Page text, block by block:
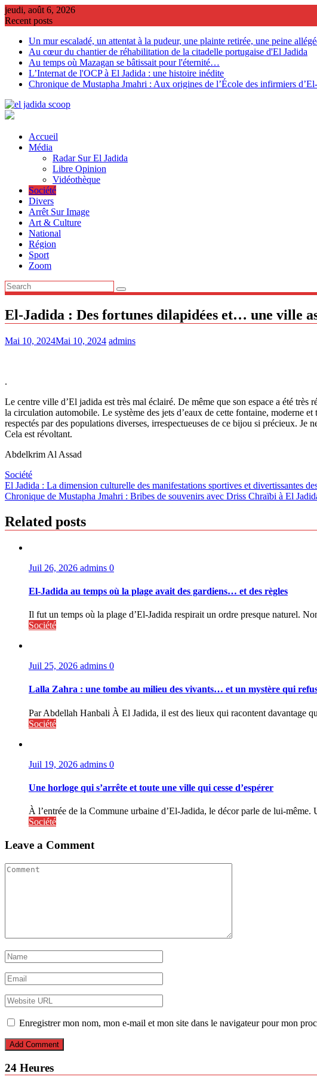
Skip
to
jeudi, août 6, 2026
Recent posts
Un mur escaladé, un attentat à la pudeur, une plainte retirée, une peine
Au cœur du chantier de réhabilitation de la citadelle portugaise d'El Jadida
Au temps où Mazagan se bâtissait pour l'éternité…
L’Internat de l'OCP à El Jadida : une histoire inédite
Chronique de Mustapha Jmahri : Aux origines de l’École des infirmiers
Accueil
Média
Radar Sur El Jadida
Libre Opinion
Vidéothèque
Société
Divers
Arrêt Sur Image
Art & Culture
National
Région
Sport
Zoom
El-Jadida : Des fortunes dilapidées et… une ville
Mai 10, 2024Mai 10, 2024 admins
.
Le centre ville d’El jadida est très mal éclairé. De même que son espace a été
la circulation automobile. Le système des jets d’eaux de cette fontaine, moderne
respectés par des populations diverses, irrespectueuses de ce bijou si précieux.
Cela est révoltant.
Abdelkrim Al Assad
Société
Navigation
de
l’article
El Jadida : La dimension culturelle des manifestations sportives et divertissantes
Chronique de Mustapha Jmahri : Bribes de souvenirs avec Driss Chraïbi à El
Related posts
Juil 26, 2026 admins 0
El-Jadida au temps où la plage avait des gardiens… et des règles
Il fut un temps où la plage d’El-Jadida respirait un ordre presque naturel.
Société
Juil 25, 2026 admins 0
Lalla Zahra : une tombe au milieu des vivants… et un mystère qui
Par Abdellah Hanbali À El Jadida, il est des lieux qui racontent davantage
Société
Juil 19, 2026 admins 0
Une horloge qui s’arrête et toute une ville qui cesse d’espérer
À l’entrée de la Commune urbaine d’El-Jadida, le décor parle de lui-même.
Société
Leave a Comment
Enregistrer mon nom, mon e-mail et mon site dans le navigateur pour mon
24 Heures